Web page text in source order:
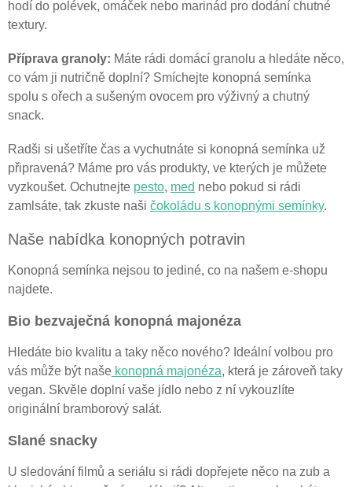
hodí do polévek, omáček nebo marinád pro dodání chutné
textury.
Příprava granoly: Máte rádi domácí granolu a hledáte něco,
co vám ji nutričně doplní? Smíchejte konopná semínka
spolu s ořech a sušeným ovocem pro výživný a chutný
snack.
Radši si ušetříte čas a vychutnáte si konopná semínka už
připravená? Máme pro vás produkty, ve kterých je můžete
vyzkoušet. Ochutnejte pesto, med nebo pokud si rádi
zamlsáte, tak zkuste naši čokoládu s konopnými semínky.
Naše nabídka konopných potravin
Konopná semínka nejsou to jediné, co na našem e-shopu
najdete.
Bio bezvaječná konopná majonéza
Hledáte bio kvalitu a taky něco nového? Ideální volbou pro
vás může být naše konopná majonéza, která je zároveň taky
vegan. Skvěle doplní vaše jídlo nebo z ní vykouzlíte
originální bramborový salát.
Slané snacky
U sledování filmů a seriálu si rádi dopřejete něco na zub a